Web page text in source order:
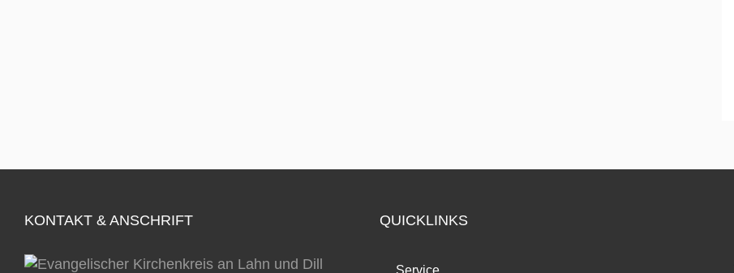
KONTAKT & ANSCHRIFT QUICKLINKS
Service